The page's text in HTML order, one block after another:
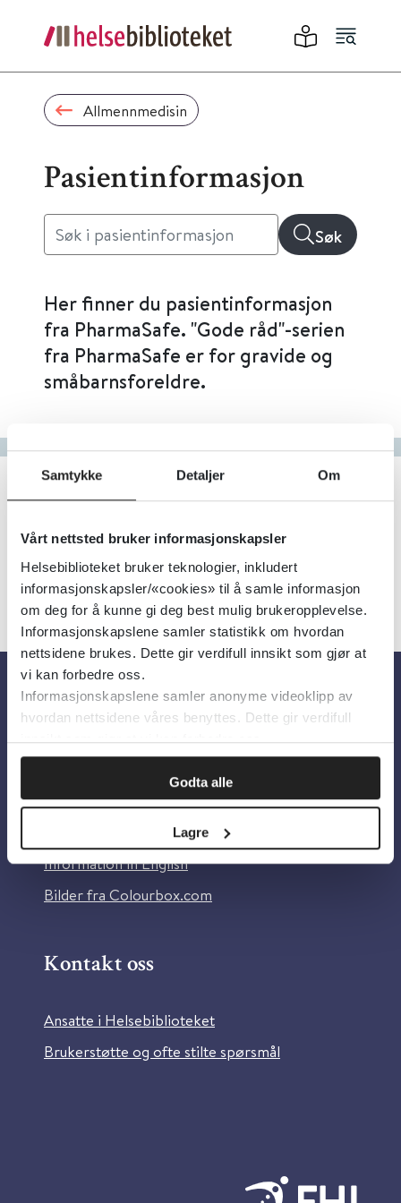
Samtykke Detaljer Om
Vårt nettsted bruker informasjonskapsler
Helsebiblioteket bruker teknologier, inkludert
informasjonskapsler/«cookies» til å samle informasjon
om deg for å kunne gi deg best mulig brukeropplevelse.
Informasjonskapslene samler statistikk om hvordan
nettsidene brukes. Dette gir verdifull innsikt som gjør at
vi kan forbedre oss.
Informasjonskapslene samler anonyme videoklipp av
hvordan nettsidene våres benyttes. Dette gir verdifull
innsikt som gjør at vi kan forbedre oss.
Godta alle
Lagre
Allmennmedisin
Pasientinformasjon
Søk
Her finner du pasientinformasjon
fra PharmaSafe. "Gode råd"-serien
fra PharmaSafe er for gravide og
småbarnsforeldre.
Gå til bokstav
Filter
Om oss
Personvern og informasjonskapsler
Tilgjengelighetserklæring
Information in English
Bilder fra Colourbox.com
Kontakt oss
Ansatte i Helsebiblioteket
Brukerstøtte og ofte stilte spørsmål